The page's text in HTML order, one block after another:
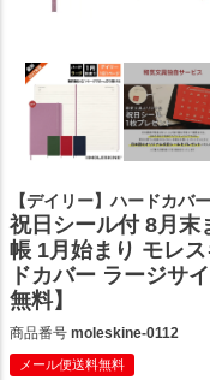
【デイリー】ハードカバ
祝日シール付 8月末
帳 1月始まり モレ
ドカバー ラージサ
無料】
商品番号 moleskine-0112
メール便送料無料